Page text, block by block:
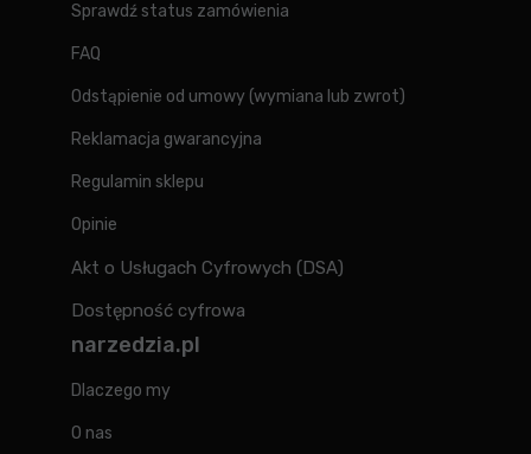
Sprawdź status zamówienia
FAQ
Odstąpienie od umowy (wymiana lub zwrot)
Reklamacja gwarancyjna
Regulamin sklepu
Opinie
Akt o Usługach Cyfrowych (DSA)
Dostępność cyfrowa
narzedzia.pl
Dlaczego my
O nas